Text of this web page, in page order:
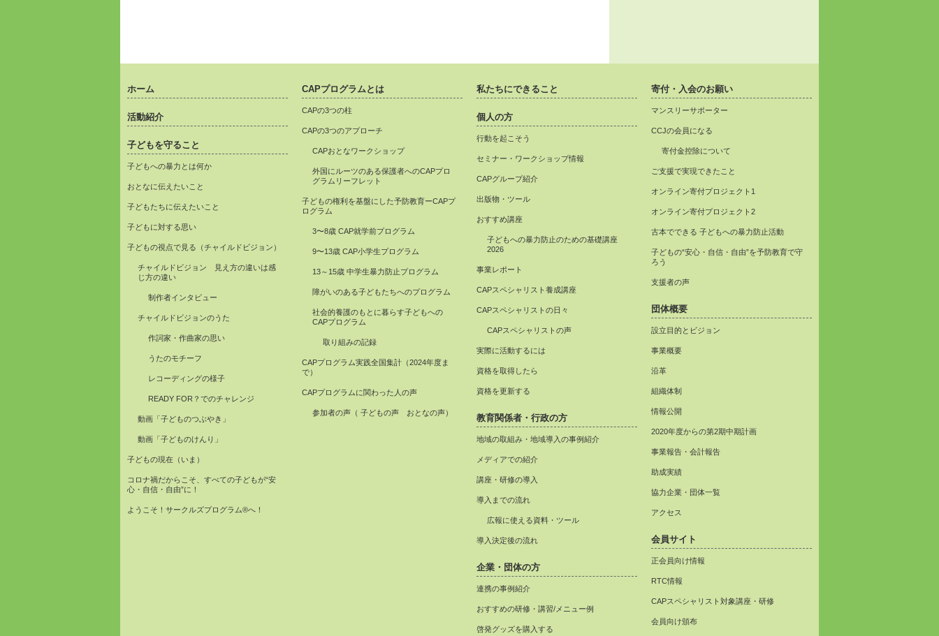
ホーム
活動紹介
子どもを守ること
子どもへの暴力とは何か
おとなに伝えたいこと
子どもたちに伝えたいこと
子どもに対する思い
子どもの視点で見る（チャイルドビジョン）
チャイルドビジョン 見え方の違いは感
じ方の違い
制作者インタビュー
チャイルドビジョンのうた
作詞家・作曲家の思い
うたのモチーフ
レコーディングの様子
READY FOR？でのチャレンジ
動画「子どものつぶやき」
動画「子どものけんり」
子どもの現在（いま）
コロナ禍だからこそ、すべての子どもが“安
心・自信・自由”に！
ようこそ！サークルズプログラム®へ！
CAPプログラムとは
CAPの3つの柱
CAPの3つのアプローチ
CAPおとなワークショップ
外国にルーツのある保護者へのCAPプロ
グラムリーフレット
子どもの権利を基盤にした予防教育ーCAPプ
ログラム
3〜8歳 CAP就学前プログラム
9〜13歳 CAP小学生プログラム
13～15歳 中学生暴力防止プログラム
障がいのある子どもたちへのプログラム
社会的養護のもとに暮らす子どもへの
CAPプログラム
取り組みの記録
CAPプログラム実践全国集計（2024年度ま
で）
CAPプログラムに関わった人の声
参加者の声（ 子どもの声 おとなの声）
私たちにできること
個人の方
行動を起こそう
セミナー・ワークショップ情報
CAPグループ紹介
出版物・ツール
おすすめ講座
子どもへの暴力防止のための基礎講座
2026
事業レポート
CAPスペシャリスト養成講座
CAPスペシャリストの日々
CAPスペシャリストの声
実際に活動するには
資格を取得したら
資格を更新する
教育関係者・行政の方
地域の取組み・地域導入の事例紹介
メディアでの紹介
講座・研修の導入
導入までの流れ
広報に使える資料・ツール
導入決定後の流れ
企業・団体の方
連携の事例紹介
おすすめの研修・講習/メニュー例
啓発グッズを購入する
寄付・入会のお願い
マンスリーサポーター
CCJの会員になる
寄付金控除について
ご支援で実現できたこと
オンライン寄付プロジェクト1
オンライン寄付プロジェクト2
古本でできる 子どもへの暴力防止活動
子どもの“安心・自信・自由”を予防教育で守
ろう
支援者の声
団体概要
設立目的とビジョン
事業概要
沿革
組織体制
情報公開
2020年度からの第2期中期計画
事業報告・会計報告
助成実績
協力企業・団体一覧
アクセス
会員サイト
正会員向け情報
RTC情報
CAPスペシャリスト対象講座・研修
会員向け頒布